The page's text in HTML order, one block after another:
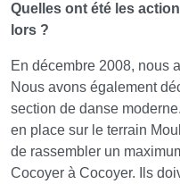
Quelles ont été les
lors ?
En décembre 2008, nous
Nous avons également
section de danse
en place sur le terrain
de rassembler un
Cocoyer à Cocoyer. Ils